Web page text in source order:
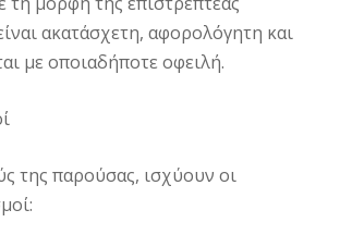
ακατάσχετη, αφορολόγητη και
με οποιαδήποτε οφειλή.
της παρούσας, ισχύουν οι